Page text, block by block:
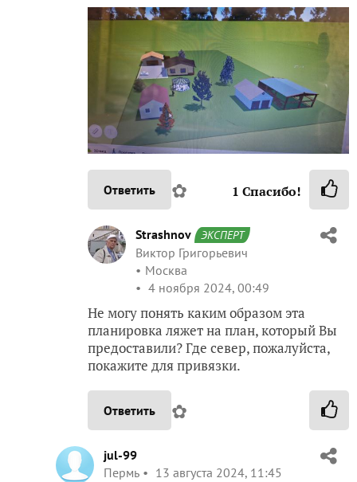
Ответить ✿ 1 Спасибо!
Strashnov ЭКСПЕРТ
Виктор Григорьевич
Москва
4 ноября 2024, 00:49
Не могу понять каким образом эта
планировка ляжет на план, который Вы
предоставили? Где север, пожалуйста,
покажите для привязки.
Ответить ✿
jul-99
Пермь
13 августа 2024, 11:45